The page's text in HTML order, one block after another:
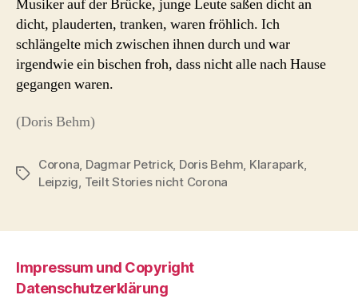
Musiker auf der Brücke, junge Leute saßen dicht an
dicht, plauderten, tranken, waren fröhlich. Ich
schlängelte mich zwischen ihnen durch und war
irgendwie ein bischen froh, dass nicht alle nach Hause
gegangen waren.
(Doris Behm)
Schlagwörter
Corona, Dagmar Petrick, Doris Behm, Klarapark,
Leipzig, Teilt Stories nicht Corona
Impressum und Copyright
Datenschutzerklärung